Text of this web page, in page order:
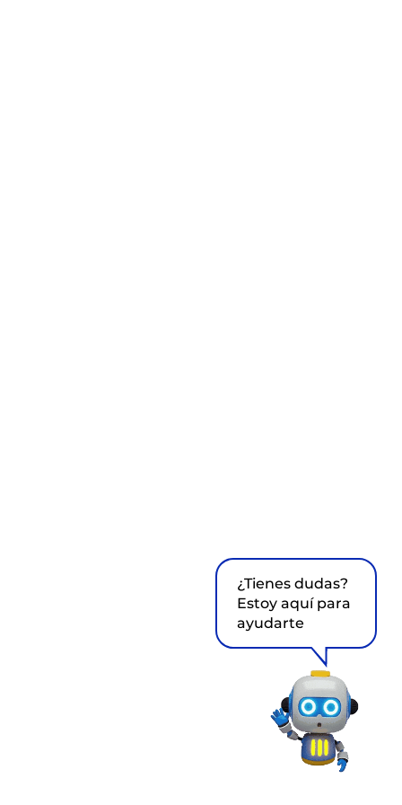
¿Tienes dudas?
Estoy aquí para
ayudarte